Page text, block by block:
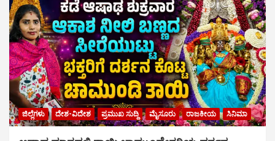
ಜಿಲ್ಲೆಗಳು ದೇಶ-ವಿದೇಶ ಪ್ರಮುಖ ಸುದ್ದಿ ಮೈಸೂರು ರಾಜಕೀಯ ಸಿನಿಮಾ